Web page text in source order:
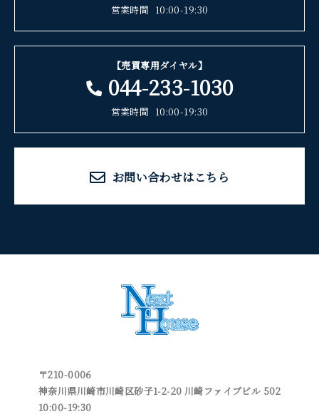
営業時間 10:00-19:30
【売買専用ダイヤル】
044-233-1030
営業時間 10:00-19:30
お問い合わせはこちら
〒210-0006
神奈川県川崎市川崎区砂子1-2-20 川崎ファイブビル 502
10:00-19:30